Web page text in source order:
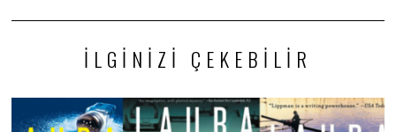
İLGINIZI ÇEKEBILIR